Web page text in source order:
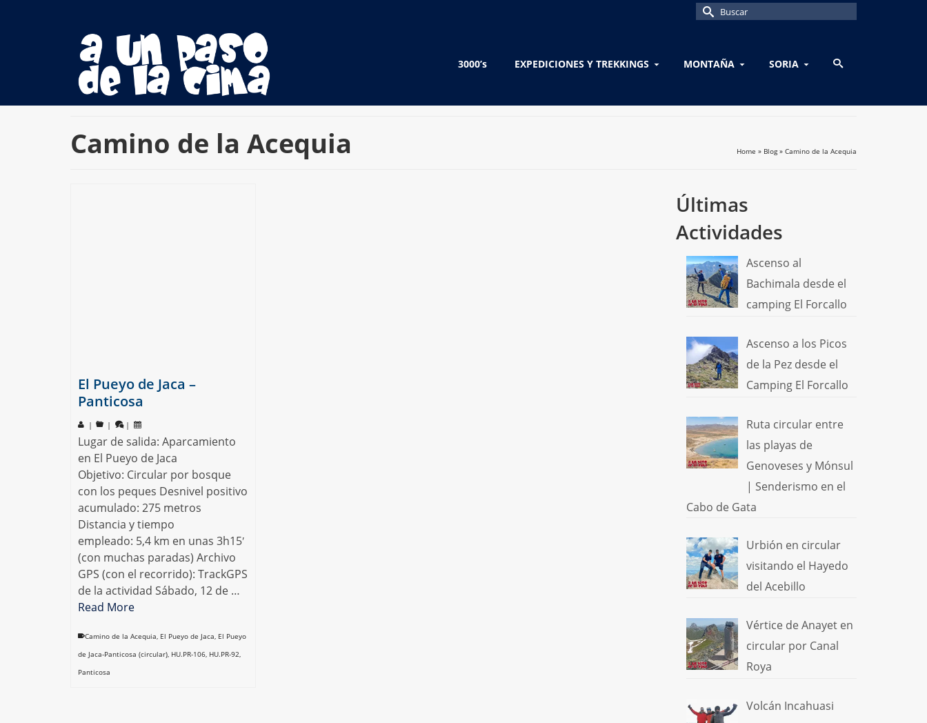
Buscar
3000’s EXPEDICIONES Y TREKKINGS MONTAÑA SORIA
Camino de la Acequia Home » Blog » Camino de la Acequia
El Pueyo de Jaca –
Panticosa
| | |
Lugar de salida: Aparcamiento
en El Pueyo de Jaca
Objetivo: Circular por bosque
con los peques Desnivel positivo
acumulado: 275 metros
Distancia y tiempo
empleado: 5,4 km en unas 3h15′
(con muchas paradas) Archivo
GPS (con el recorrido): TrackGPS
de la actividad Sábado, 12 de …
Read More
Camino de la Acequia, El Pueyo de Jaca, El Pueyo
de Jaca-Panticosa (circular), HU.PR-106, HU.PR-92,
Panticosa
Últimas
Actividades
Ascenso al
Bachimala desde el
camping El Forcallo
Ascenso a los Picos
de la Pez desde el
Camping El Forcallo
Ruta circular entre
las playas de
Genoveses y Mónsul
| Senderismo en el
Cabo de Gata
Urbión en circular
visitando el Hayedo
del Acebillo
Vértice de Anayet en
circular por Canal
Roya
Volcán Incahuasi